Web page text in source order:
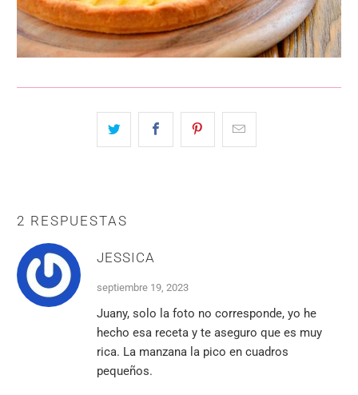
2 RESPUESTAS
JESSICA
septiembre 19, 2023
Juany, solo la foto no corresponde, yo he
hecho esa receta y te aseguro que es muy
rica. La manzana la pico en cuadros
pequeños.